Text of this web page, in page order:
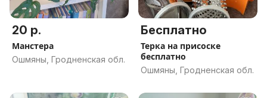
20 р.
Манстера
Ошмяны, Гродненская обл.
Бесплатно
Терка на присоске
бесплатно
Ошмяны, Гродненская обл.